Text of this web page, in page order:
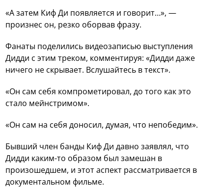
«А затем Киф Ди появляется и говорит…», —
произнес он, резко оборвав фразу.
Фанаты поделились видеозаписью выступления
Дидди с этим треком, комментируя: «Дидди даже
ничего не скрывает. Вслушайтесь в текст».
«Он сам себя компрометировал, до того как это
стало мейнстримом».
«Он сам на себя доносил, думая, что непобедим».
Бывший член банды Киф Ди давно заявлял, что
Дидди каким-то образом был замешан в
произошедшем, и этот аспект рассматривается в
документальном фильме.